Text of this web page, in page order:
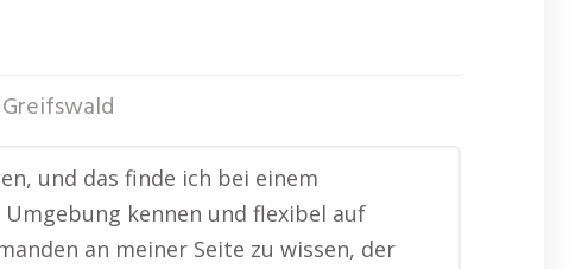
und das finde ich bei einem
kennen und flexibel auf
an meiner Seite zu wissen, der